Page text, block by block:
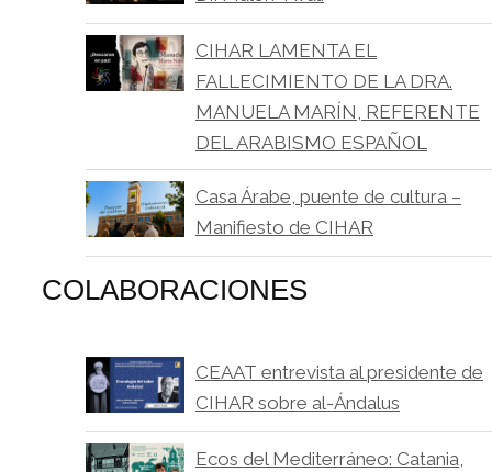
CIHAR LAMENTA EL
FALLECIMIENTO DE LA DRA.
MANUELA MARÍN, REFERENTE
DEL ARABISMO ESPAÑOL
Casa Árabe, puente de cultura –
Manifiesto de CIHAR
COLABORACIONES
CEAAT entrevista al presidente de
CIHAR sobre al-Ándalus
Ecos del Mediterráneo: Catania,